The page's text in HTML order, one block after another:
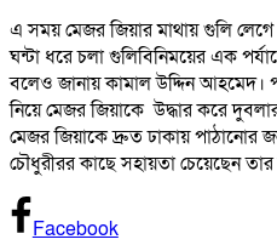
এ সময় মেজর জিয়ার মাথায় গুলি
ঘন্টা ধরে চলা গুলিবিনিময়ের এক
বলেও জানায় কামাল উদ্দিন আহমেদ।
নিয়ে মেজর জিয়াকে উদ্ধার করে
মেজর জিয়াকে দ্রুত ঢাকায় পাঠানোর
চৌধুরীরর কাছে সহায়তা চেয়েছেন
Facebook